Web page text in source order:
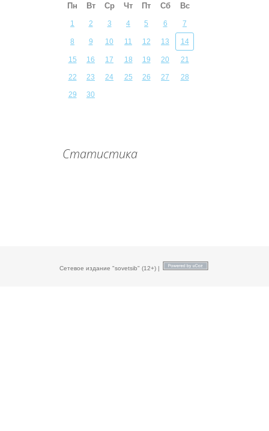
Пн
Вт Ср Чт Пт Сб Вс
1 2 3 4 5 6 7
8 9 10 11 12 13 14
15 16 17 18 19 20 21
22 23 24 25 26 27 28
29 30
Статистика
Сетевое издание "sovetsib" (12+) |